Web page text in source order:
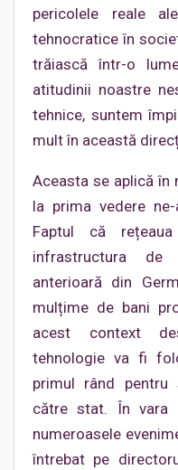
pericolele reale
tehnocratice în
trăiască într-o
atitudinii noastre
tehnice, suntem
mult în această
Aceasta se aplică în
la prima vedere
Faptul că
infrastructura de
anterioară din
mulțime de bani
acest context
tehnologie va fi
primul rând pentru
către stat. În vara
numeroasele
întrebat pe